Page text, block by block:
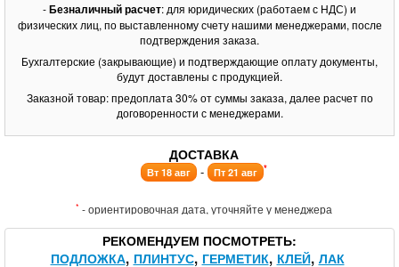
-Безналичный расчет: для юридических (работаем с НДС) и
физических лиц, по выставленному счету нашими менеджерами, после
подтверждения заказа.
Бухгалтерские (закрывающие) и подтверждающие оплату документы,
будут доставлены с продукцией.
Заказной товар: предоплата 30% от суммы заказа, далее расчет по
договоренности с менеджерами.
ДОСТАВКА
Вт 18 авг - Пт 21 авг *
* - ориентировочная дата, уточняйте у менеджера
РЕКОМЕНДУЕМ ПОСМОТРЕТЬ
ПОДЛОЖКА ПЛИНТУС ГЕРМЕТИК КЛЕЙ ЛАК